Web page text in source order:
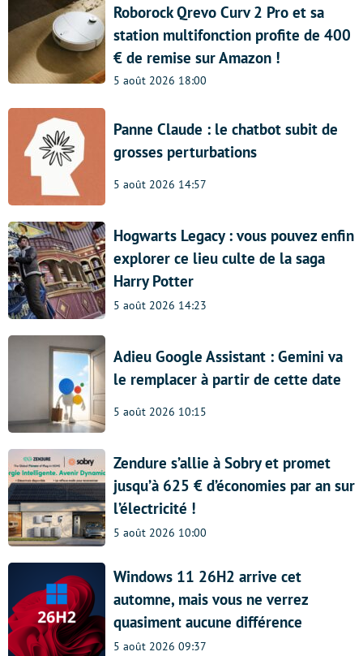
Roborock Qrevo Curv 2 Pro et sa
station multifonction profite de 400
€ de remise sur Amazon !
5 août 2026 18:00
Panne Claude : le chatbot subit de
grosses perturbations
5 août 2026 14:57
Hogwarts Legacy : vous pouvez enfin
explorer ce lieu culte de la saga
Harry Potter
5 août 2026 14:23
Adieu Google Assistant : Gemini va
le remplacer à partir de cette date
5 août 2026 10:15
Zendure s’allie à Sobry et promet
jusqu’à 625 € d’économies par an sur
l’électricité !
5 août 2026 10:00
Windows 11 26H2 arrive cet
automne, mais vous ne verrez
quasiment aucune différence
5 août 2026 09:37